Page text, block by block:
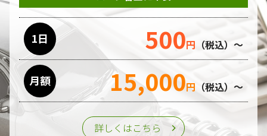
委託先の管理･監督
利用目的の遂行のために業務を委託する場合、個人情報の取
り扱いに関する委託先の適正な管理・監督をおこないます。
第三者への提供
個人情報は、ご本人の同意を得た場合または法令の定めがあ
る場合を除き、第三者に提供することはいたしません。
1日 500円 （税込）～
月額 15,000円 （税込）～
詳しくはこちら